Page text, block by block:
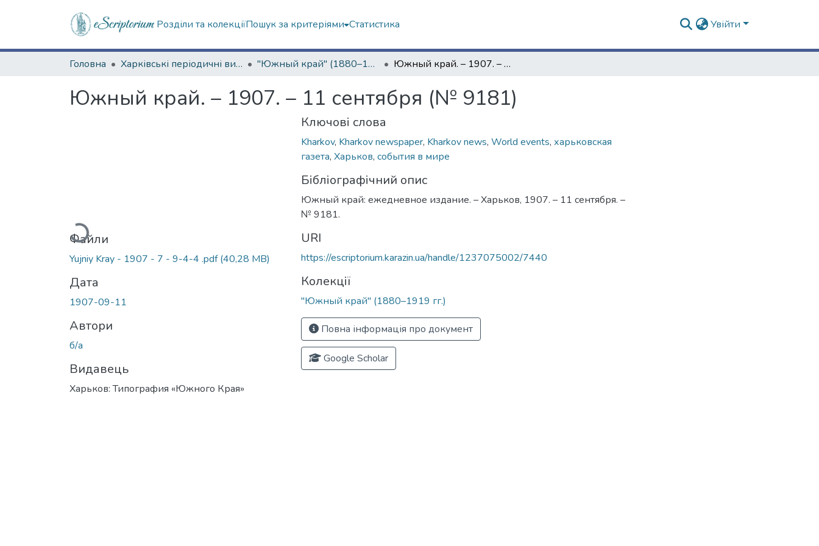
Розділи та колекціїПошук за критеріями Статистика Увійти
Головна Харківські періодичні видання "Южный край" (1880–1919 гг.) Южный край. – 1907. – 11 сентября (№ 9181)
Южный край. – 1907. – 11 сентября (№ 9181)
Вантажиться...
Файли
Yujniy Kray - 1907 - 7 - 9-4-4 .pdf(40,28 MB)
Дата
1907-09-11
Автори
б/а
Видавець
Харьков: Типография «Южного Края»
Ключові слова
Kharkov, Kharkov newspaper, Kharkov news, World events, харьковская
газета, Харьков, события в мире
Бібліографічний опис
Южный край: ежедневное издание. – Харьков, 1907. – 11 сентября. –
№ 9181.
URI
https://escriptorium.karazin.ua/handle/1237075002/7440
Колекції
"Южный край" (1880–1919 гг.)
Повна інформація про документ
Google Scholar